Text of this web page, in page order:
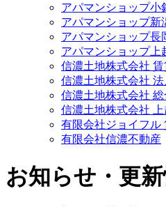
アパマンショップ小
アパマンショップ新
アパマンショップ長
アパマンショップ上
信濃土地株式会社
信濃土地株式会社
信濃土地株式会社
信濃土地株式会社
有限会社ジョイフル
有限会社信濃不動産
お知らせ・更